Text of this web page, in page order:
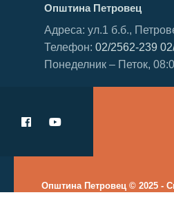
Општина Петровец
Адреса: ул.1 б.б.,
Телефон: 02/2562-239
Понеделник – Петок,
Општина Петровец © 2025 -